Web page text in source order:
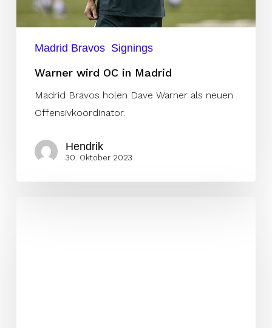
Madrid Bravos Signings
Warner wird OC in Madrid
Madrid Bravos holen Dave Warner als neuen
Offensivkoordinator.
Hendrik
30. Oktober 2023